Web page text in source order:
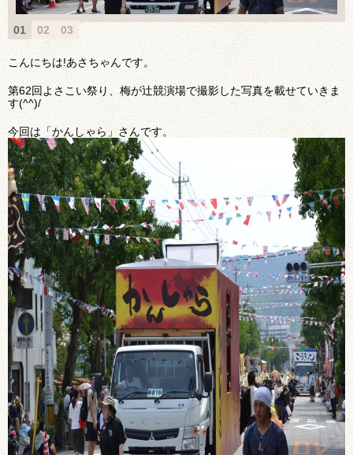
01 02 03
こんにちは!あさちゃんです。
第62回よさこい祭り、梅が辻競演場で撮影した写真を載せていきま
す(^^)/
今回は「かんしゃら」さんです。